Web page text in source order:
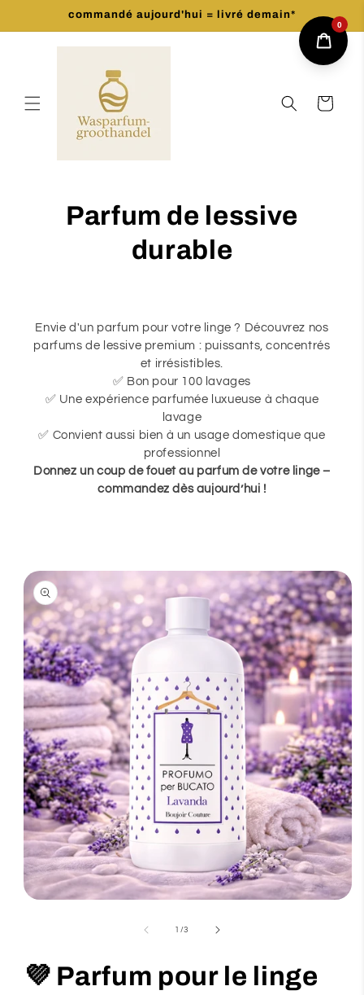
au
contenu
commandé aujourd'hui = livré demain*
Panier
Parfum de lessive
durable
Envie d'un parfum pour votre linge ? Découvrez nos
parfums de lessive premium : puissants, concentrés
et irrésistibles.
✅ Bon pour 100 lavages
✅ Une expérience parfumée luxueuse à chaque
lavage
✅ Convient aussi bien à un usage domestique que
professionnel
Donnez un coup de fouet au parfum de votre linge –
commandez dès aujourd’hui !
Passer aux
informations
produits
dans
1 /de
3
💜 Parfum pour le linge
0